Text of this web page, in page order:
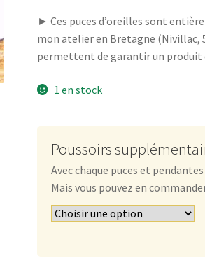
► Ces puces d’oreilles sont
mon atelier en Bretagne (Nivillac,
permettent de garantir un produit
1 en stock
Poussoirs
Avec chaque puces et
Mais vous pouvez en